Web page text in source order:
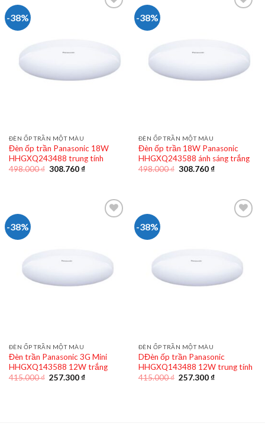
-38%
ĐÈN ỐP TRẦN MỘT MÀU
Đèn ốp trần Panasonic 18W
HHGXQ243488 trung tính
498.000₫ Giá
308.760₫Giá
308.760 ₫.
-38%
ĐÈN ỐP TRẦN MỘT MÀU
Đèn ốp trần 18W Panasonic
HHGXQ243588 ánh sáng trắng
498.000₫ Giá
308.760₫Giá
308.760 ₫.
-38%
ĐÈN ỐP TRẦN MỘT MÀU
Đèn trần Panasonic 3G Mini
HHGXQ143588 12W trắng
415.000₫ Giá
257.300₫Giá
-38%
ĐÈN ỐP TRẦN MỘT MÀU
DĐèn ốp trần Panasonic
HHGXQ143488 12W trung tính
415.000₫ Giá
257.300₫Giá